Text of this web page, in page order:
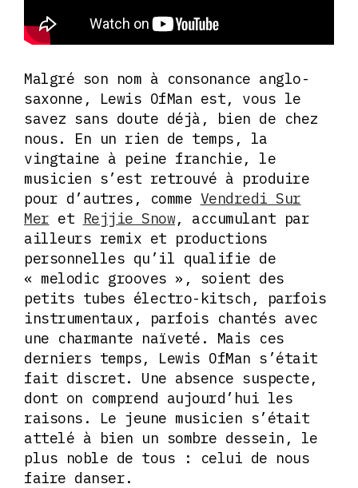
Malgré son nom à consonance anglo-
saxonne, Lewis OfMan est, vous le
savez sans doute déjà, bien de chez
nous. En un rien de temps, la
vingtaine à peine franchie, le
musicien s’est retrouvé à produire
pour d’autres, comme Vendredi Sur
Mer et Rejjie Snow, accumulant par
ailleurs remix et productions
personnelles qu’il qualifie de
« melodic grooves », soient des
petits tubes électro-kitsch, parfois
instrumentaux, parfois chantés avec
une charmante naïveté. Mais ces
derniers temps, Lewis OfMan s’était
fait discret. Une absence suspecte,
dont on comprend aujourd’hui les
raisons. Le jeune musicien s’était
attelé à bien un sombre dessein, le
plus noble de tous : celui de nous
faire danser.